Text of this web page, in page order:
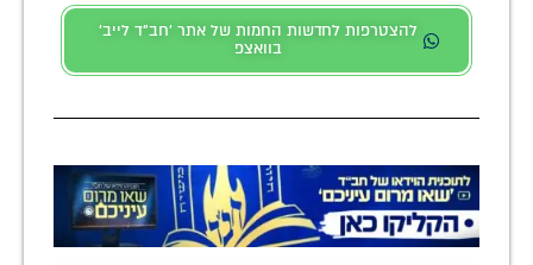
להצטרפות לחדשות החמות של אתר 'חב"ד לייב'
בוואצפ